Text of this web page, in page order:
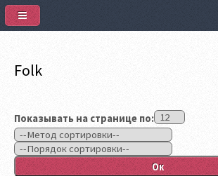
Folk
Показывать на странице по: